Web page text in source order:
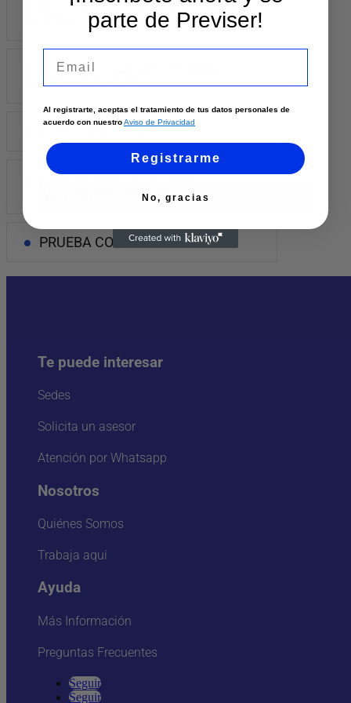
NEUROPSICOLOGIA APLICACION
DE PRUEBAS
ELECTROENCEFALOGRAMA
COMPUTARIZADO
POLISOMNOGRAFIA
POTENCIALES EVOCADOS
SOMATOSENSORIALES
PRUEBA COGNITIVA
Te puede interesar
Sedes
Solicita un asesor
Atención por Whatsapp
Nosotros
Quiénes Somos
Trabaja aquí
Ayuda
Más Información
Preguntas Frecuentes
Seguir
Seguir
parte de Previser!
Al registrarte, aceptas el tratamiento de tus datos personales de
acuerdo con nuestroAviso de Privacidad
Registrarme
No, gracias